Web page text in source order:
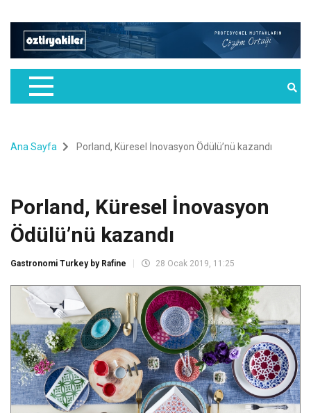
Ana Sayfa Porland, Küresel İnovasyon Ödülü’nü kazandı
Porland, Küresel İnovasyon
Ödülü’nü kazandı
Gastronomi Turkey by Rafine 28 Ocak 2019, 11:25